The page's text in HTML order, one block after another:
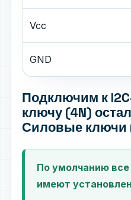
Vcc
GND
Подключим к
ключу (4N)
Силовые ключи
По умолчанию все
имеют